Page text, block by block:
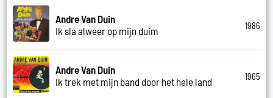
Andre Van Duin
Ik sla alweer op mijn duim
1986
Andre Van Duin
Ik trek met mijn band door het hele land
1965